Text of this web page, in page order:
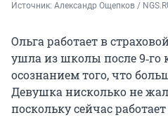
Источник: Александр Ощепков /
Ольга работает в
ушла из школы после 9‑го
осознанием того, что
Девушка нисколько не
поскольку сейчас